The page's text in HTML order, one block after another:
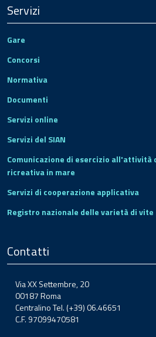
Servizi
Gare
Concorsi
Normativa
Documenti
Servizi online
Servizi del SIAN
Comunicazione di esercizio all'attività
ricreativa in mare
Servizi di cooperazione applicativa
Registro nazionale delle varietà di vite
Contatti
Via XX Settembre, 20
00187 Roma
Centralino Tel. (+39) 06.46651
C.F. 97099470581